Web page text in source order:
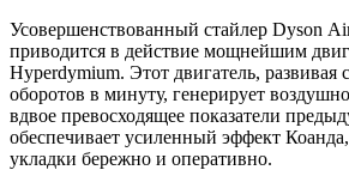
Усовершенствованный стайлер Dyson
приводится в действие мощнейшим
Hyperdymium. Этот двигатель, развивая
оборотов в минуту, генерирует
вдвое превосходящее показатели
обеспечивает усиленный эффект Коанда,
укладки бережно и оперативно.